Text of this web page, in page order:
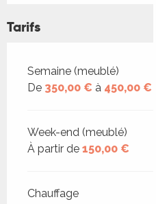
Tarifs
Tarifs 2026
Semaine (meublé)
De 350,00 € à 450,00 €
Week-end (meublé)
À partir de 150,00 €
Chauffage